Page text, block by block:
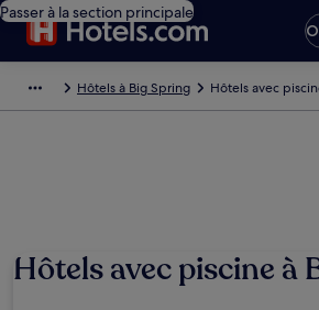
Passer à la section principale
Hôtels à Big Spring Hôtels avec
Hôtels avec piscine à